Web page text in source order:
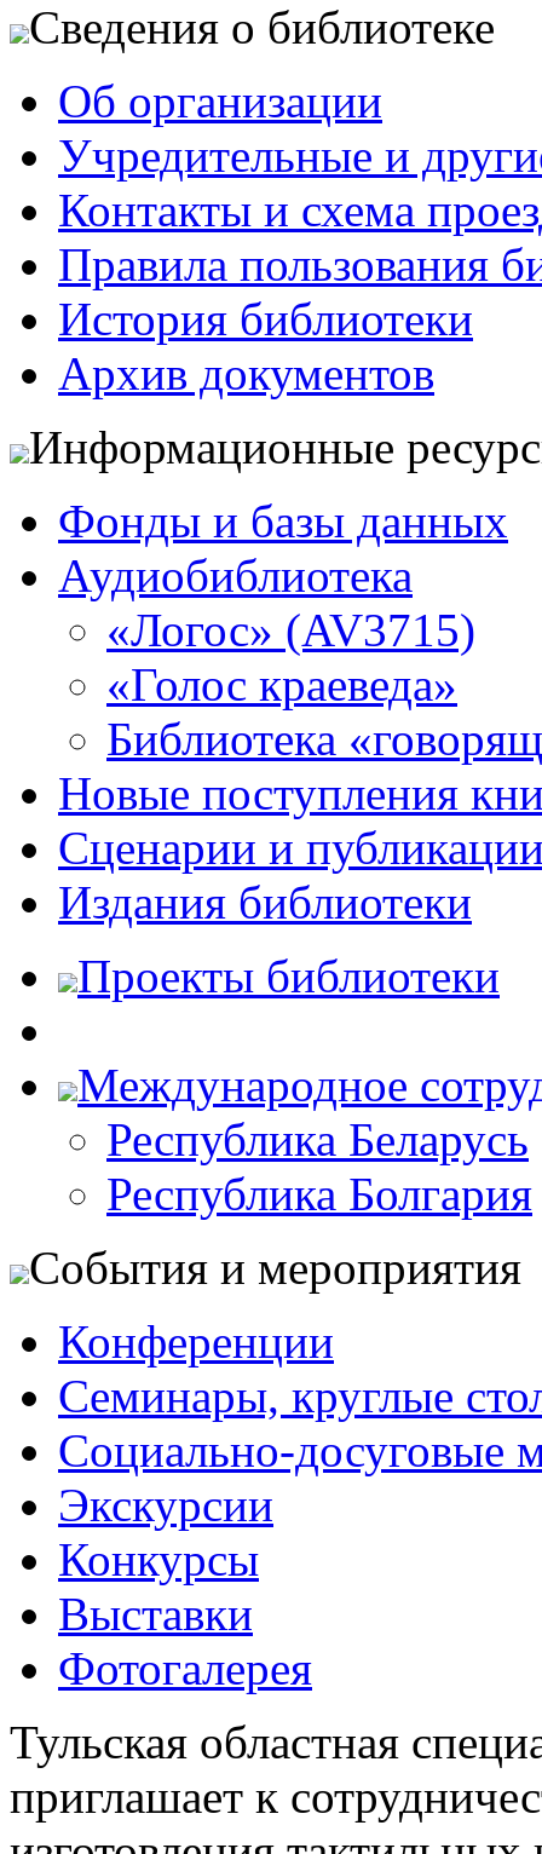
Сведения о библиотеке
Об организации
Учредительные и
Контакты и схема
Правила пользования
История библиотеки
Архив документов
Информационные
Фонды и базы данных
Аудиобиблиотека
«Логос» (AV3715)
«Голос краеведа»
Библиотека
Новые поступления
Сценарии и
Издания библиотеки
Проекты библиотеки
Международное
Республика Беларусь
Республика Болгария
События и мероприятия
Конференции
Семинары, круглые
Социально-досуговые
Экскурсии
Конкурсы
Выставки
Фотогалерея
Тульская областная
приглашает к